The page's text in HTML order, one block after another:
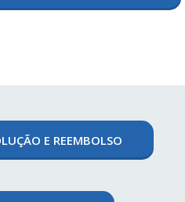
E REEMBOLSO